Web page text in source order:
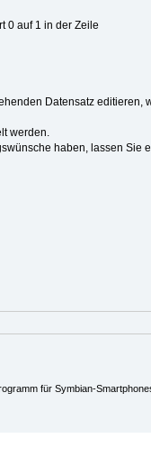
0 auf 1 in der Zeile
Datensatz
werden.
haben, lassen Sie
für Symbian-